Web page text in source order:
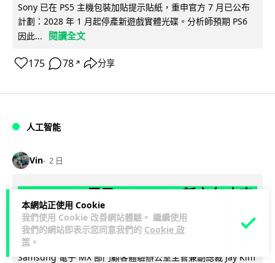
本網站正使用 Cookie
我們使用 Cookie 改善網站體驗。 繼續使用
我們的網站即表示您同意我們的 Cookie 政
策 。
Sony 已在 PS5 主機包裝加貼提示貼紙，重申官方 7 月已公布
計劃：2028 年 1 月起停產新遊戲實體光碟。分析師預期 PS6
因此...
閱讀全文
175 78 ↗ 分享
人工智能
Vin 2 日
Samsung 展示 Galaxy AI 新方向 未來
手機毋須輸入文字 轉向 Agent 全自動操
作
Samsung 電子 MX 部門顧客體驗辦公室主管兼副總裁 Jay Kim